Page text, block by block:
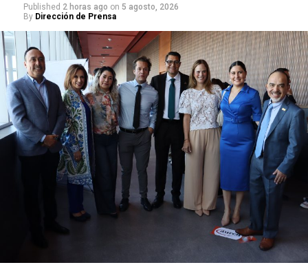
Esta administración se ha distinguido por ser humana,
cercana y de resultados y a través de programas como
Miércoles Ciudadano, las personas se enteran de los
apoyos que ofrece el gobierno municipal.
Ese fue el caso del señor Óscar Manuel Meza, pues
platicó que un Miércoles Ciudadano acudió a Presidencia
Municipal a realizar un pago y se llevó una gran
sorpresa al enterarse que podría ser beneficiado con un
“Me siento a gusto porque ya no voy a batallar en el
diablito para vender lo reciclado. Ya es más rápido y
no batallaré mucho en el transporte del material”,
Published 2 horas ago on 5 agosto, 2026
By Dirección de Prensa